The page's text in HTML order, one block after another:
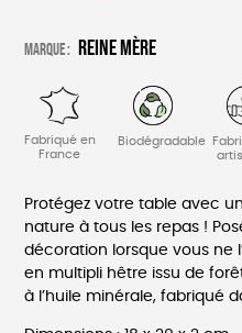
Marque : Reine Mère
Fabriqué en
France
Biodégradable
Protégez votre table avec
nature à tous les repas !
décoration lorsque vous ne
en multipli hêtre issu de
à l’huile minérale, fabriqué